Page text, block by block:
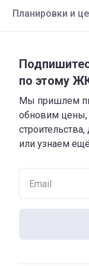
Планировки и
по этому
Мы пришлем
обновим цены,
или узнаем